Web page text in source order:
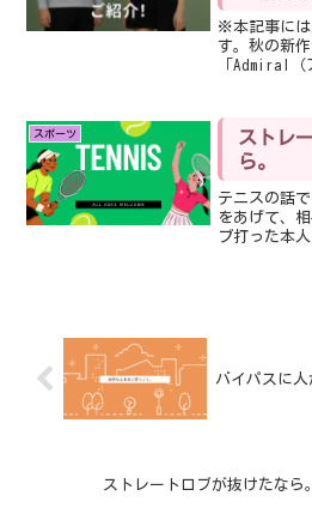
※本記事には
す。秋の新
「Admiral（
2025AW
スポーツ
ストレ
ら。
テニスの話
をあげて、
ブ打った本
バイパスに人
ストレートロブが抜けたなら。